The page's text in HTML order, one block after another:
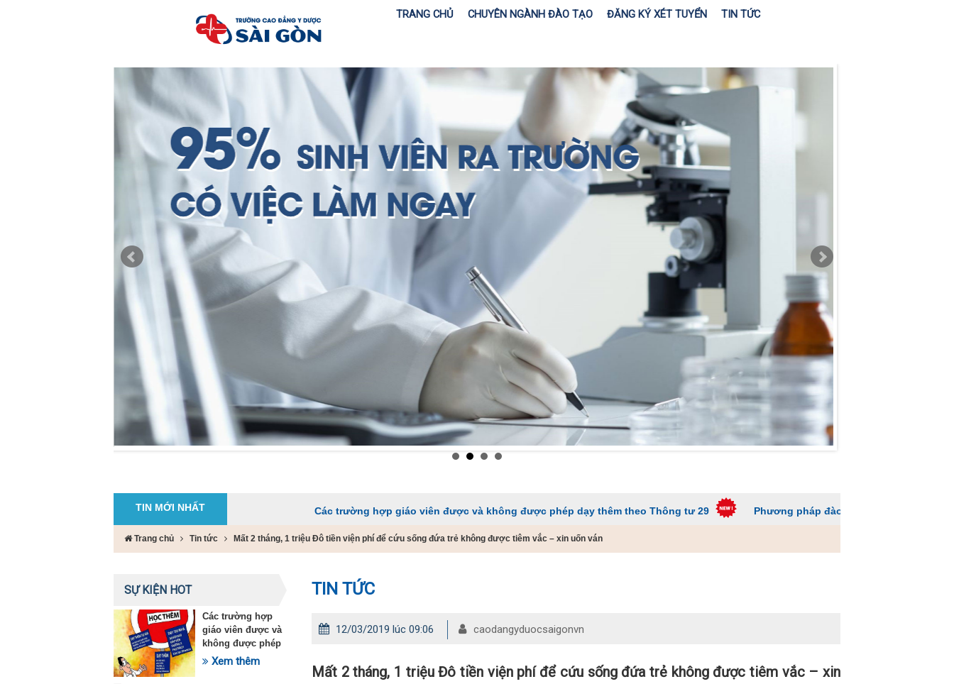
TRANG CHỦ CHUYÊN NGÀNH ĐÀO TẠO ĐĂNG KÝ XÉT TUYỂN TIN TỨC
Các trường hợp giáo viên được và không được phép dạy thêm theo Thông tư 29 Phương pháp đào tạo các trường ĐH để sinh viên
TIN MỚI NHẤT
Trang chủ Tin tức Mất 2 tháng, 1 triệu Đô tiền viện phí để cứu sống đứa trẻ không được tiêm vắc – xin uốn ván
SỰ KIỆN HOT
Các trường hợp
giáo viên được và
không được phép
dạy thêm theo
Xem thêm
TIN TỨC
12/03/2019 lúc 09:06 caodangyduocsaigonvn
Mất 2 tháng, 1 triệu Đô tiền viện phí để cứu sống đứa trẻ không được tiêm vắc – xin